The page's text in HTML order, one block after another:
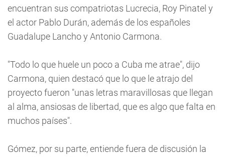
encuentran sus compatriotas Lucrecia, Roy Pinatel y
el actor Pablo Durán, además de los españoles
Guadalupe Lancho y Antonio Carmona.
"Todo lo que huele un poco a Cuba me atrae", dijo
Carmona, quien destacó que lo que le atrajo del
proyecto fueron "unas letras maravillosas que llegan
al alma, ansiosas de libertad, que es algo que falta en
muchos países".
Gómez, por su parte, entiende fuera de discusión la